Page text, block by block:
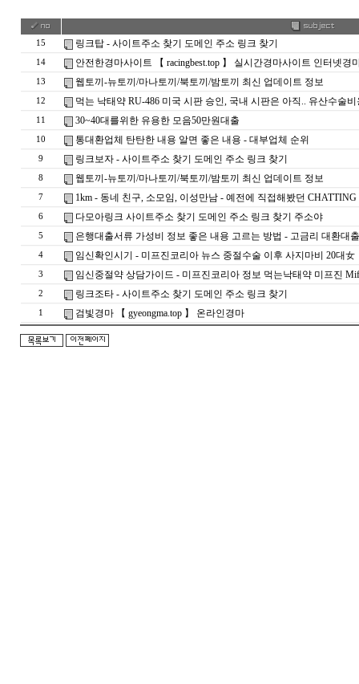
15 링크탑 - 사이트주소 찾기 도메인 주소 링크 찾기
14 안전한경마사이트 【 racingbest.top 】 실시간경마사이트 인터넷경
13 웹토끼-뉴토끼/마나토끼/북토끼/밤토끼 최신 업데이트 정보
12 먹는 낙태약 RU-486 미국 시판 승인, 국내 시판은 아직.. 유산수술
11 30~40대를위한 유용한 모음50만원대출
10 통대환업체 탄탄한 내용 알면 좋은 내용 - 대부업체 순위
9 링크보자 - 사이트주소 찾기 도메인 주소 링크 찾기
8 웹토끼-뉴토끼/마나토끼/북토끼/밤토끼 최신 업데이트 정보
7 1km - 동네 친구, 소모임, 이성만남 - 예전에 직접해봤던
6 다모아링크 사이트주소 찾기 도메인 주소 링크 찾기 주소야
5 은행대출서류 가성비 정보 좋은 내용 고르는 방법 - 고금리 대환대출
4 임신확인시기 - 미프진코리아 뉴스 중절수술 이후 사지마비 20대女
3 임신중절약 상담가이드 - 미프진코리아 정보 먹는낙태약 미프진
2 링크조타 - 사이트주소 찾기 도메인 주소 링크 찾기
1 검빛경마 【 gyeongma.top 】 온라인경마